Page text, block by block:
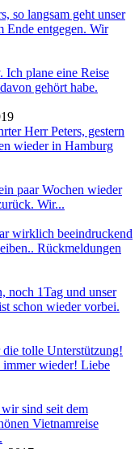
so langsam geht unser
Ende entgegen. Wir
Ich plane eine Reise
gehört habe.
Herr Peters, gestern
wieder in Hamburg
paar Wochen wieder
Wir...
wirklich beeindruckend
Rückmeldungen
noch 1Tag und unser
schon wieder vorbei.
tolle Unterstützung!
wieder! Liebe
sind seit dem
Vietnamreise